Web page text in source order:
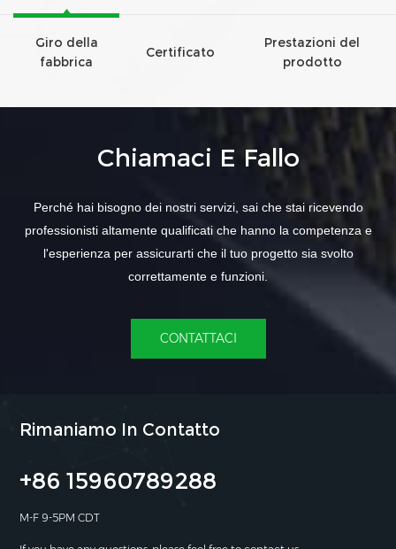
Giro della
fabbrica
Certificato
Prestazioni del
prodotto
Chiamaci E Fallo
Perché hai bisogno dei nostri servizi, sai che stai ricevendo
professionisti altamente qualificati che hanno la competenza e
l'esperienza per assicurarti che il tuo progetto sia svolto
correttamente e funzioni.
CONTATTACI
Rimaniamo In Contatto
+86 15960789288
M-F 9-5PM CDT